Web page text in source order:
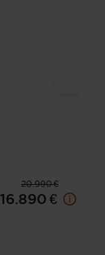
20.990 €
16.890 €